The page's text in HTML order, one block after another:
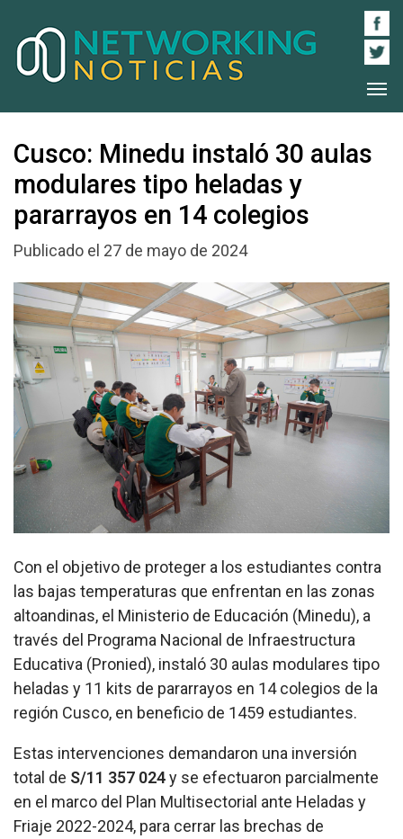
Cusco: Minedu instaló 30 aulas
modulares tipo heladas y
pararrayos en 14 colegios
Publicado el 27 de mayo de 2024
Con el objetivo de proteger a los estudiantes contra
las bajas temperaturas que enfrentan en las zonas
altoandinas, el Ministerio de Educación (Minedu), a
través del Programa Nacional de Infraestructura
Educativa (Pronied), instaló 30 aulas modulares tipo
heladas y 11 kits de pararrayos en 14 colegios de la
región Cusco, en beneficio de 1459 estudiantes.
Estas intervenciones demandaron una inversión
total de S/11 357 024y se efectuaron parcialmente
en el marco del Plan Multisectorial ante Heladas y
Friaje 2022-2024, para cerrar las brechas de